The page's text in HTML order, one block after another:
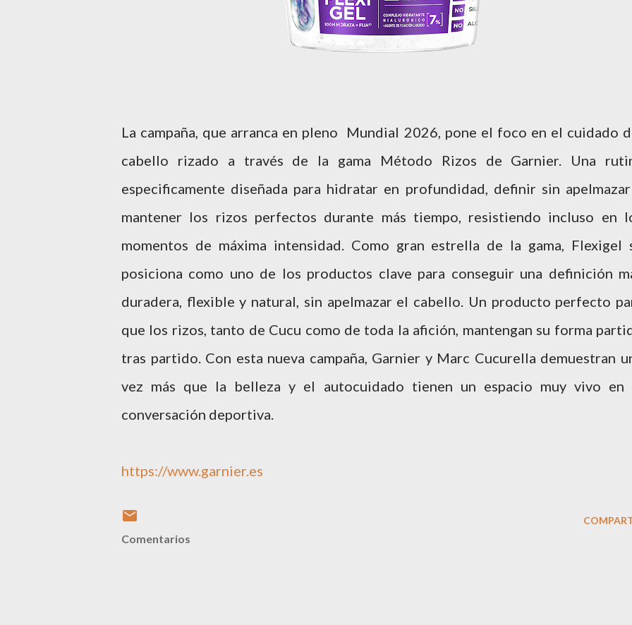
La campaña, que arranca en pleno Mundial 2026, pone el foco en el cuidado
cabello rizado a través de la gama Método Rizos de Garnier. Una
especificamente diseñada para hidratar en profundidad, definir sin
mantener los rizos perfectos durante más tiempo, resistiendo incluso en
momentos de máxima intensidad. Como gran estrella de la gama, Flexigel
posiciona como uno de los productos clave para conseguir una definición
duradera, flexible y natural, sin apelmazar el cabello. Un producto perfecto
que los rizos, tanto de Cucu como de toda la afición, mantengan su forma
tras partido. Con esta nueva campaña, Garnier y Marc Cucurella demuestran
vez más que la belleza y el autocuidado tienen un espacio muy vivo en
conversación deportiva.
https://www.garnier.es
Comentarios